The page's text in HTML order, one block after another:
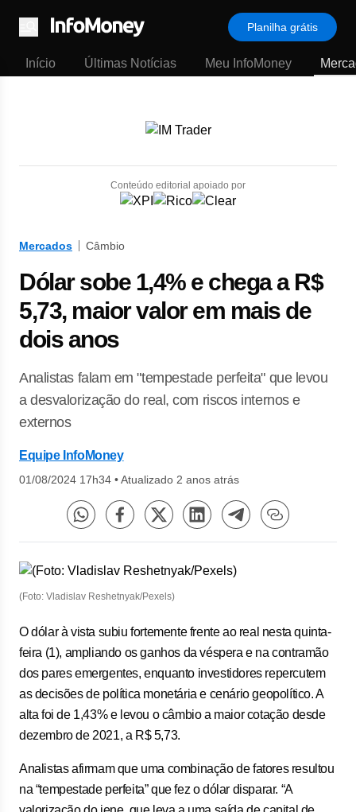
Menu
Planilha grátis
Início Últimas Notícias Meu InfoMoney
Conteúdo editorial apoiado por
Mercados Câmbio
Dólar sobe 1,4% e chega a R$
5,73, maior valor em mais de
dois anos
Analistas falam em "tempestade perfeita" que levou
a desvalorização do real, com riscos internos e
externos
Equipe InfoMoney
01/08/2024 17h34 •Atualizado 2 anos atrás
(Foto: Vladislav Reshetnyak/Pexels)
O dólar à vista subiu fortemente frente ao real nesta quinta-
feira (1), ampliando os ganhos da véspera e na contramão
dos pares emergentes, enquanto investidores repercutem
as decisões de política monetária e cenário geopolítico. A
alta foi de 1,43% e levou o câmbio a maior cotação desde
dezembro de 2021, a R$ 5,73.
Analistas afirmam que uma combinação de fatores resultou
na “tempestade perfeita” que fez o dólar disparar. “A